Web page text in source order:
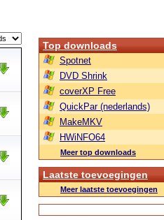
Top downloads
Spotnet
DVD Shrink
coverXP Free
QuickPar (nederlands)
MakeMKV
HWiNFO64
Meer top downloads
Laatste toevoegingen
Meer laatste toevoegingen